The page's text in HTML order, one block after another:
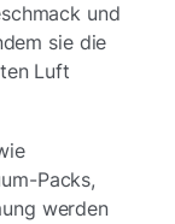
und
sie die
Luft
Packs,
werden